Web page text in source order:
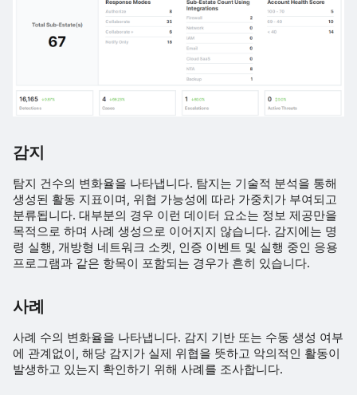
감지
탐지 건수의 변화율을 나타냅니다. 탐지는 기술적 분석을 통해
생성된 활동 지표이며, 위협 가능성에 따라 가중치가 부여되고
분류됩니다. 대부분의 경우 이런 데이터 요소는 정보 제공만을
목적으로 하며 사례 생성으로 이어지지 않습니다. 감지에는 명
령 실행, 개방형 네트워크 소켓, 인증 이벤트 및 실행 중인 응용
프로그램과 같은 항목이 포함되는 경우가 흔히 있습니다.
사례
사례 수의 변화율을 나타냅니다. 감지 기반 또는 수동 생성 여부
에 관계없이, 해당 감지가 실제 위협을 뜻하고 악의적인 활동이
발생하고 있는지 확인하기 위해 사례를 조사합니다.